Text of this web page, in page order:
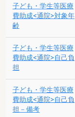
子ども・学生等医療
費助成<通院>対象年
齢
子ども・学生等医療
費助成<通院>自己負
担
子ども・学生等医療
費助成<通院>自己負
担－備考